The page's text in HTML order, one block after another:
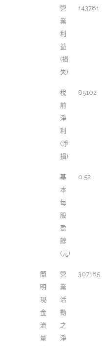
營
業
利
益
(損
失)
143781
稅
前
淨
利
(淨
損)
85102
基
本
每
股
盈
餘
(元)
0.52
簡
明
現
金
流
量
營
業
活
動
之
淨
307185